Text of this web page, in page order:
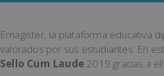
Emagister, la plataforma educativa
valorados por sus estudiantes. En
Sello Cum Laude 2019 gracias a